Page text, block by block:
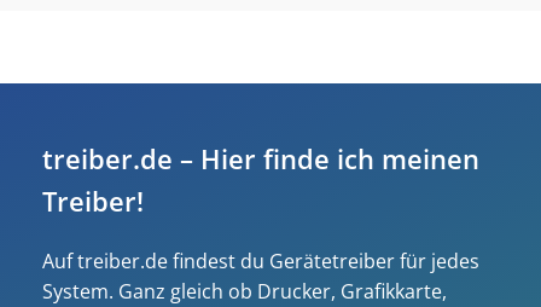
treiber.de – Hier finde ich meinen
Treiber!
Auf treiber.de findest du Gerätetreiber für jedes
System. Ganz gleich ob Drucker, Grafikkarte,